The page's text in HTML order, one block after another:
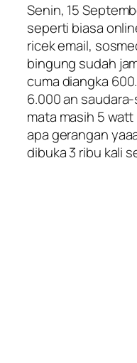
Senin, 15
seperti biasa
ricek email,
bingung sudah
cuma diangka
6.000 an
mata masih 5
apa gerangan
dibuka 3 ribu kali